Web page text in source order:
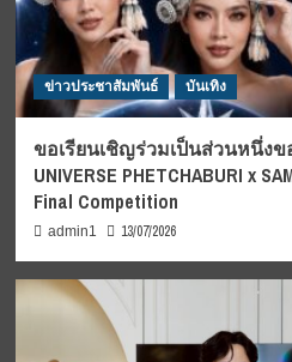
ข่าวประชาสัมพันธ์ บันเทิง
ขอเรียนเชิญร่วมเป็นส่วนหนึ่งข
UNIVERSE PHETCHABURI x
Final Competition
admin1 13/07/2026